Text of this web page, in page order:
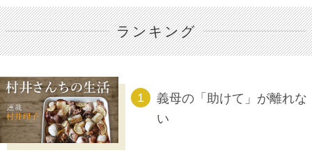
ランキング
義母の「助けて」が離れな
い